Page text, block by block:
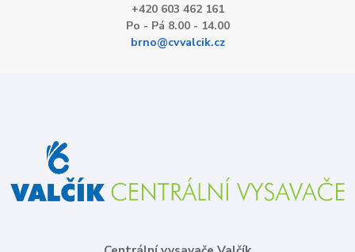
+420 603 462 161
Po - Pá 8.00 - 14.00
brno@cvvalcik.cz